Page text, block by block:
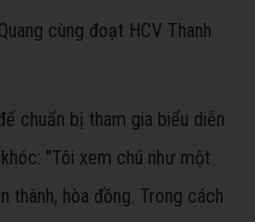
cùng đoạt HCV Thanh
chuẩn bị tham gia biểu diễn
"Tôi xem chú như một
thành, hòa đồng. Trong cách